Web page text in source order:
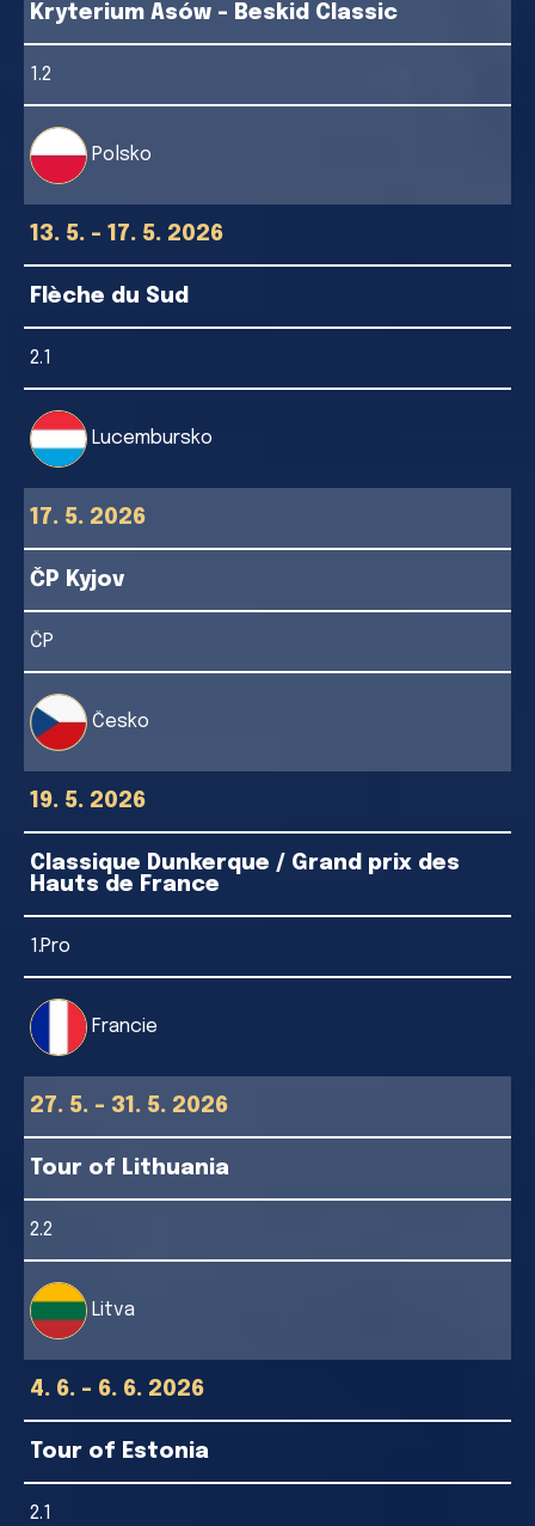
Kryterium Asów - Beskid Classic
1.2
Polsko
13. 5. - 17. 5. 2026
Flèche du Sud
2.1
Lucembursko
17. 5. 2026
ČP Kyjov
ČP
Česko
19. 5. 2026
Classique Dunkerque / Grand prix des
Hauts de France
1.Pro
Francie
27. 5. - 31. 5. 2026
Tour of Lithuania
2.2
Litva
4. 6. - 6. 6. 2026
Tour of Estonia
2.1